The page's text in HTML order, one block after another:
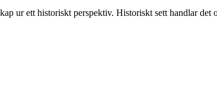
ur ett historiskt perspektiv. Historiskt sett handlar